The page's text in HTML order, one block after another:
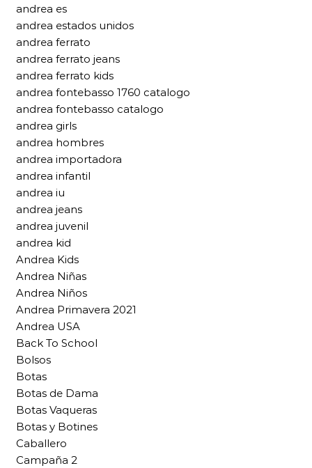
andrea es
andrea estados unidos
andrea ferrato
andrea ferrato jeans
andrea ferrato kids
andrea fontebasso 1760 catalogo
andrea fontebasso catalogo
andrea girls
andrea hombres
andrea importadora
andrea infantil
andrea iu
andrea jeans
andrea juvenil
andrea kid
Andrea Kids
Andrea Niñas
Andrea Niños
Andrea Primavera 2021
Andrea USA
Back To School
Bolsos
Botas
Botas de Dama
Botas Vaqueras
Botas y Botines
Caballero
Campaña 2